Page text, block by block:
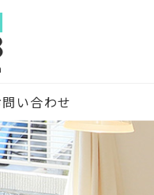
い合わせ